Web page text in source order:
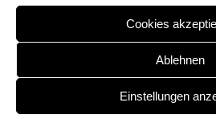
Cookies
Ablehnen
Einstellungen